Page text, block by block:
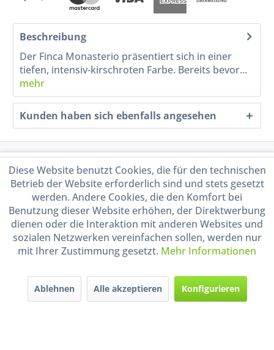
Beschreibung
Der Finca Monasterio präsentiert sich in einer
tiefen, intensiv-kirschroten Farbe. Bereits bevor...
mehr
Kunden haben sich ebenfalls angesehen
Service Hotline
Shop Service
Informationen
Handel mit BIO-Weinen
durch DE-ÖKO-009
Diese Website benutzt Cookies, die für den technischen
Betrieb der Website erforderlich sind und stets gesetzt
werden. Andere Cookies, die den Komfort bei
Benutzung dieser Website erhöhen, der Direktwerbung
dienen oder die Interaktion mit anderen Websites und
sozialen Netzwerken vereinfachen sollen, werden nur
mit Ihrer Zustimmung gesetzt. Mehr Informationen
Ablehnen Alle akzeptieren Konfigurieren